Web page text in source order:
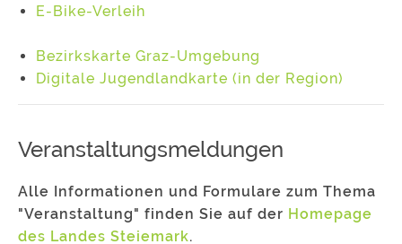
E-Bike-Verleih
Bezirkskarte Graz-Umgebung
Digitale Jugendlandkarte (in der Region)
Veranstaltungsmeldungen
Alle Informationen und Formulare zum Thema
"Veranstaltung" finden Sie auf der Homepage
des Landes Steiemark.